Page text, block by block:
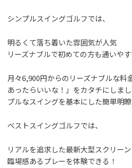
シンプルスイングゴルフでは、
明るくて落ち着いた雰囲気が人気
リーズナブルで初めての方も通いや
月々6,900円からのリーズナブルな
あったらいいな！」をカタチにしま
プルなスイングを基本にした簡単明
ベストスイングゴルフでは、
リアルを追求した最新大型スクリー
臨場感あるプレーを体験できる！